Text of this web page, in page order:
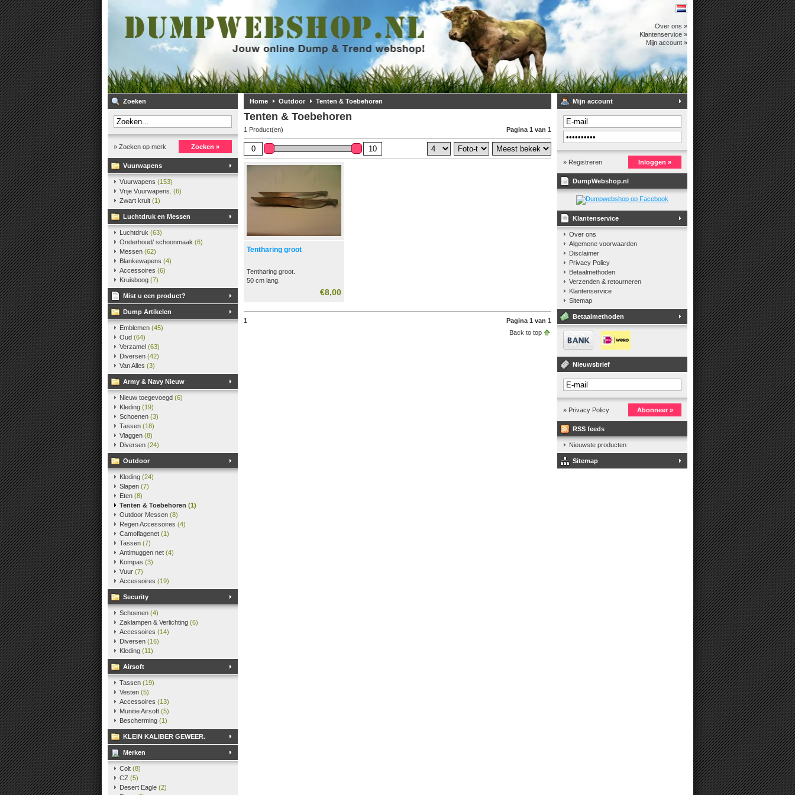
Over ons »
Klantenservice »
Mijn account »
Zoeken
» Zoeken op merk Zoeken »
Vuurwapens
Vuurwapens (153)
Vrije Vuurwapens. (6)
Zwart kruit (1)
Luchtdruk en Messen
Luchtdruk (63)
Onderhoud/ schoonmaak (6)
Messen (62)
Blankewapens (4)
Accessoires (6)
Kruisboog (7)
Mist u een product?
Dump Artikelen
Emblemen (45)
Oud (64)
Verzamel (63)
Diversen (42)
Van Alles (3)
Army & Navy Nieuw
Nieuw toegevoegd (6)
Kleding (19)
Schoenen (3)
Tassen (18)
Vlaggen (8)
Diversen (24)
Outdoor
Kleding (24)
Slapen (7)
Eten (8)
Tenten & Toebehoren (1)
Outdoor Messen (8)
Regen Accessoires (4)
Camoflagenet (1)
Tassen (7)
Antimuggen net (4)
Kompas (3)
Vuur (7)
Accessoires (19)
Security
Schoenen (4)
Zaklampen & Verlichting (6)
Accessoires (14)
Diversen (16)
Kleding (11)
Airsoft
Tassen (19)
Vesten (5)
Accessoires (13)
Munitie Airsoft (5)
Bescherming (1)
KLEIN KALIBER GEWEER.
Merken
Colt (8)
CZ (5)
Desert Eagle (2)
Home Outdoor Tenten & Toebehoren
Tenten & Toebehoren
1 Product(en) Pagina 1 van 1
Tentharing groot
Tentharing groot.
50 cm lang.
€8,00
1
Pagina 1 van 1
Back to top
Mijn account
» Registreren Inloggen »
DumpWebshop.nl
Klantenservice
Over ons
Algemene voorwaarden
Disclaimer
Privacy Policy
Betaalmethoden
Verzenden & retourneren
Klantenservice
Sitemap
Betaalmethoden
Nieuwsbrief
» Privacy Policy Abonneer »
RSS feeds
Nieuwste producten
Sitemap